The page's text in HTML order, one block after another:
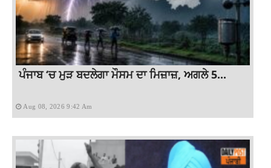
ਪੰਜਾਬ ‘ਚ ਮੁੜ ਬਦਲੇਗਾ ਮੌਸਮ ਦਾ ਮਿਜ਼ਾਜ਼, ਅਗਲੇ 5...
Aug 08, 2026 9:42 Am